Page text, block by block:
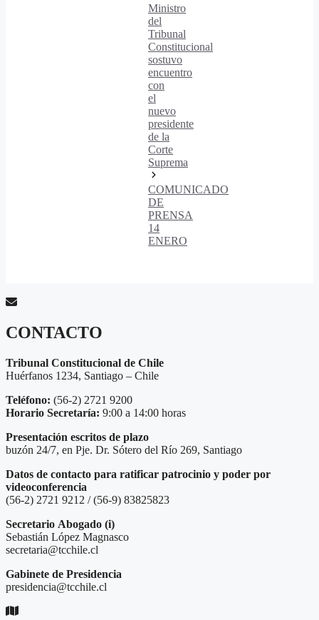
Ministro
del
Tribunal
Constitucional
sostuvo
encuentro
con
el
nuevo
presidente
de la
Corte
Suprema
COMUNICADO
DE
PRENSA
14
ENERO
CONTACTO
Tribunal Constitucional de Chile
Huérfanos 1234, Santiago – Chile
Teléfono: (56-2) 2721 9200
Horario Secretaría: 9:00 a 14:00 horas
Presentación escritos de plazo
buzón 24/7, en Pje. Dr. Sótero del Río 269, Santiago
Datos de contacto para ratificar patrocinio y poder por
videoconferencia
(56-2) 2721 9212 / (56-9) 83825823
Secretario Abogado (i)
Sebastián López Magnasco
secretaria@tcchile.cl
Gabinete de Presidencia
presidencia@tcchile.cl